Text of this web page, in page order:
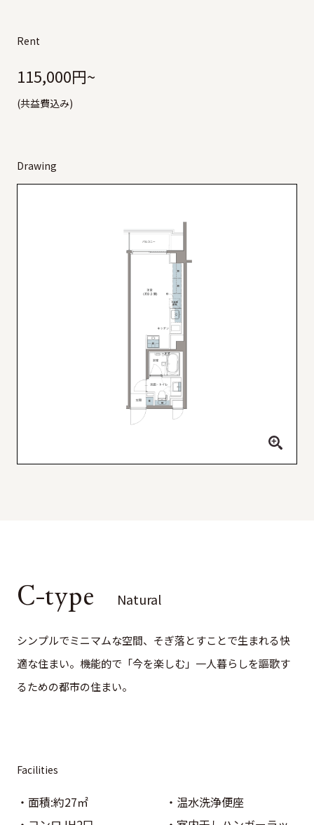
Rent
115,000円~
(共益費込み)
Drawing
C-type Natural
シンプルでミニマムな空間、そぎ落とすことで生まれる快
適な住まい。機能的で「今を楽しむ」一人暮らしを謳歌す
るための都市の住まい。
Facilities
面積:約27㎡
温水洗浄便座